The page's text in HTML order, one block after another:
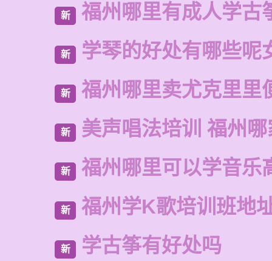
新 福州哪里有成人学古
新 学琴的好处有哪些呢
新 福州哪里卖尤克里里
新 美声唱法培训 福州
新 福州哪里可以学音乐
新 福州学K歌培训班地
新 学古筝有好处吗